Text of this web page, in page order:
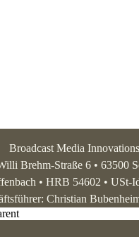
Broadcast Media
Brehm-Straße 6 • 63500
• HRB 54602 • USt-
Christian